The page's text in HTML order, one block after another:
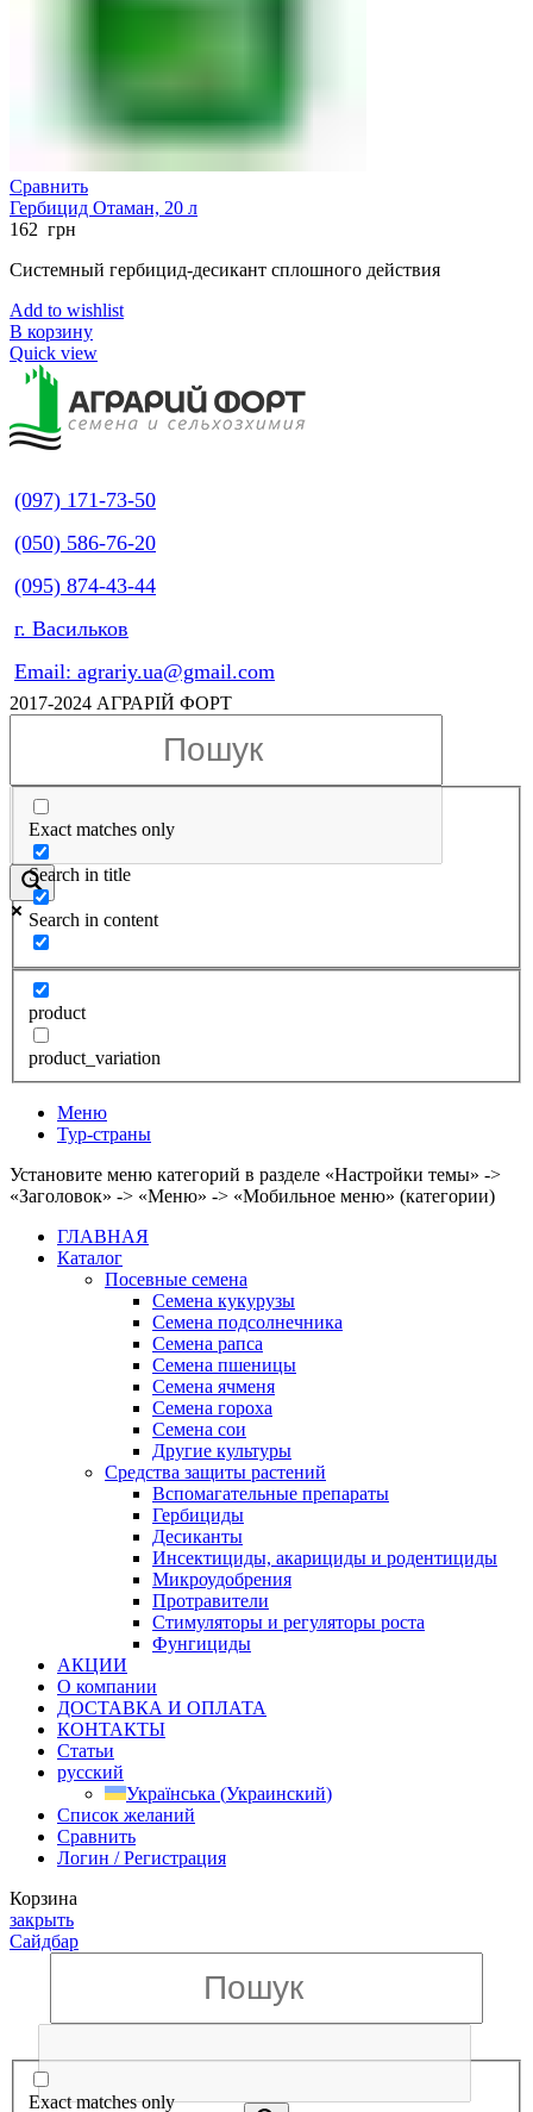
Сравнить
Гербицид Отаман, 20 л
162 грн
Системный гербицид-десикант сплошного действия
Add to wishlist
В корзину
Quick view
(097) 171-73-50
(050) 586-76-20
(095) 874-43-44
г. Васильков
Email: agrariy.ua@gmail.com
2017-2024 АГРАРІЙ ФОРТ
Exact matches only
Search in title
Search in content
product
product_variation
Меню
Тур-страны
Установите меню категорий в разделе «Настройки темы» ->
«Заголовок» -> «Меню» -> «Мобильное меню» (категории)
ГЛАВНАЯ
Каталог
Посевные семена
Семена кукурузы
Семена подсолнечника
Семена рапса
Семена пшеницы
Семена ячменя
Семена гороха
Семена сои
Другие культуры
Средства защиты растений
Вспомагательные препараты
Гербициды
Десиканты
Инсектициды, акарициды и родентициды
Микроудобрения
Протравители
Стимуляторы и регуляторы роста
Фунгициды
АКЦИИ
О компании
ДОСТАВКА И ОПЛАТА
КОНТАКТЫ
Статьи
русский
Українська (Украинский)
Список желаний
Сравнить
Логин / Регистрация
Корзина
закрыть
Сайдбар
Exact matches only